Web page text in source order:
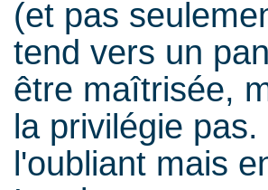
(et pas
tend vers un
être maîtrisée,
la privilégie
l'oubliant mais